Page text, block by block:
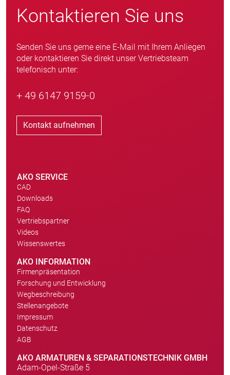
Kontaktieren Sie uns
Senden Sie uns gerne eine E-Mail mit Ihrem Anliegen
oder kontaktieren Sie direkt unser Vertriebsteam
telefonisch unter:
+ 49 6147 9159-0
Kontakt aufnehmen
AKO SERVICE
CAD
Downloads
FAQ
Vertriebspartner
Videos
Wissenswertes
AKO INFORMATION
Firmenpräsentation
Forschung und Entwicklung
Wegbeschreibung
Stellenangebote
Impressum
Datenschutz
AGB
AKO ARMATUREN & SEPARATIONSTECHNIK GMBH
Adam-Opel-Straße 5